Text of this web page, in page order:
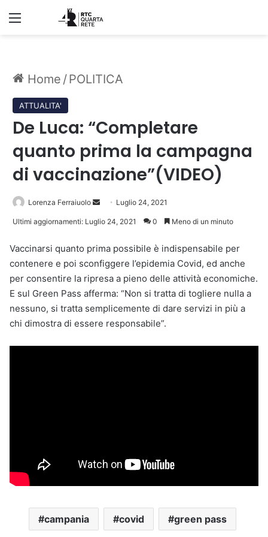
Menu
Home / POLITICA
ATTUALITA'
De Luca: “Completare
quanto prima la campagna
di vaccinazione”(VIDEO)
Lorenza Ferraiuolo
Invia Luglio 24, 2021
Ultimi aggiornamenti: Luglio 24, 2021 0 Meno di un minuto
Vaccinarsi quanto prima possibile è indispensabile per
contenere e poi sconfiggere l’epidemia Covid, ed anche
per consentire la ripresa a pieno delle attività economiche.
E sul Green Pass afferma: “Non si tratta di togliere nulla a
nessuno, si tratta semplicemente di dare servizi in più a
chi dimostra di essere responsabile”.
campania covid green pass